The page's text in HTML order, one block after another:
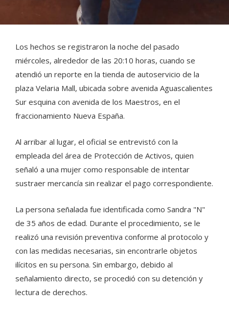
Los hechos se registraron la noche del pasado
miércoles, alrededor de las 20:10 horas, cuando se
atendió un reporte en la tienda de autoservicio de la
plaza Velaria Mall, ubicada sobre avenida Aguascalientes
Sur esquina con avenida de los Maestros, en el
fraccionamiento Nueva España.
Al arribar al lugar, el oficial se entrevistó con la
empleada del área de Protección de Activos, quien
señaló a una mujer como responsable de intentar
sustraer mercancía sin realizar el pago correspondiente.
La persona señalada fue identificada como Sandra "N"
de 35 años de edad. Durante el procedimiento, se le
realizó una revisión preventiva conforme al protocolo y
con las medidas necesarias, sin encontrarle objetos
ilícitos en su persona. Sin embargo, debido al
señalamiento directo, se procedió con su detención y
lectura de derechos.